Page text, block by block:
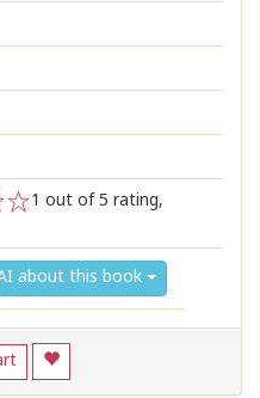
1 out of 5 rating,
about this book